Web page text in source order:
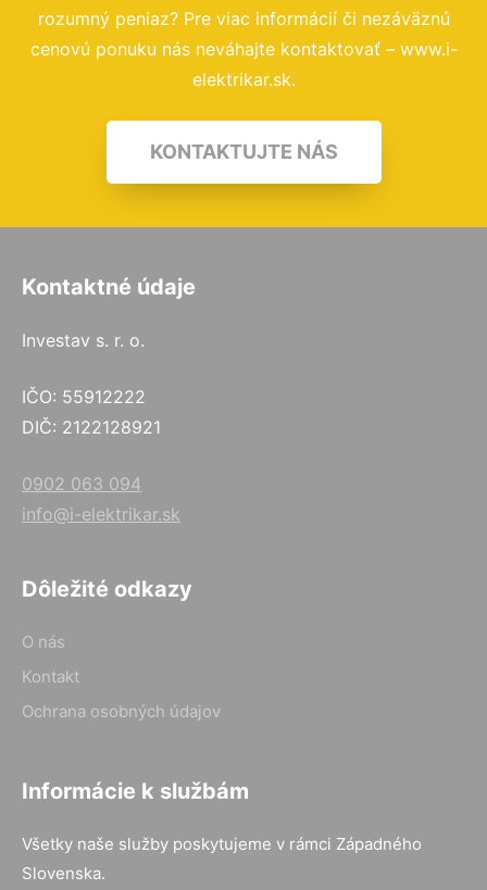
rozumný peniaz? Pre viac informácií či nezáväznú
cenovú ponuku nás neváhajte kontaktovať – www.i-
elektrikar.sk.
KONTAKTUJTE NÁS
Kontaktné údaje
Investav s. r. o.
IČO: 55912222
DIČ: 2122128921
0902 063 094
info@i-elektrikar.sk
Dôležité odkazy
O nás
Kontakt
Ochrana osobných údajov
Informácie k službám
Všetky naše služby poskytujeme v rámci Západného
Slovenska.